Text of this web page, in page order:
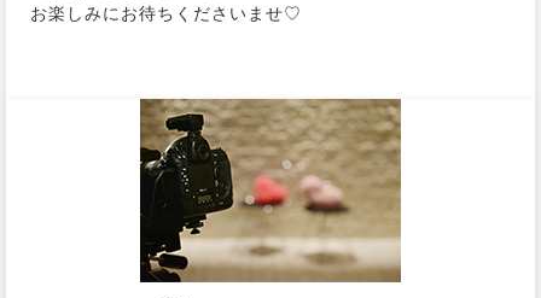
お楽しみにお待ちくださいませ♡